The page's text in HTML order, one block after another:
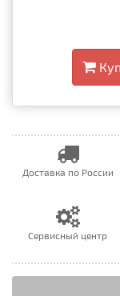
Доставка по России
Сервисный центр